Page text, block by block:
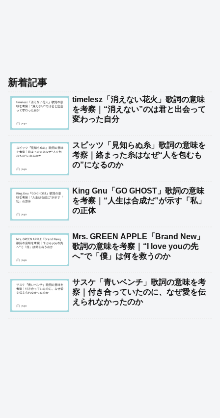
新着記事
timelesz「消えない花火」歌詞の意味
を考察｜“消えない”のは君と出会って
変わった自分
スピッツ「見知らぬ糸」歌詞の意味を
考察｜絡まった糸はなぜ“人を包むも
の”になるのか
King Gnu「GO GHOST」歌詞の意味
を考察｜“人生は合成だ”が示す「私」
の正体
Mrs. GREEN APPLE「Brand New」
歌詞の意味を考察｜“I love youの先
へ”で「僕」は何を救うのか
サスケ「青いベンチ」歌詞の意味を考
察｜付き合っていたのに、なぜ愛を伝
えられなかったのか